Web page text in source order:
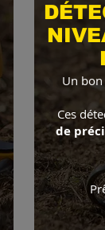
Un bon
Ces
de